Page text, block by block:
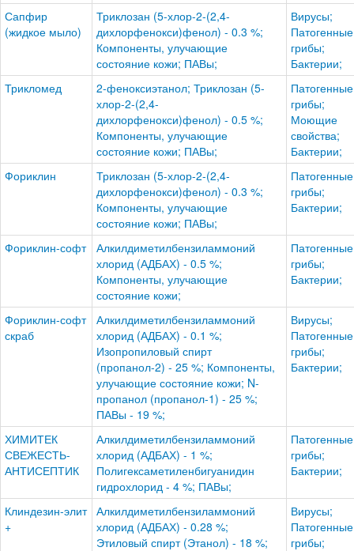
Сапфир
(жидкое мыло)
Триклозан (5-хлор-2-(2,4-
дихлорфенокси)фенол) - 0.3 %;
Компоненты, улучающие
состояние кожи; ПАВы;
Вирусы;
Патогенные
грибы;
Бактерии;
Трикломед
2-феноксиэтанол; Триклозан (5-
хлор-2-(2,4-
дихлорфенокси)фенол) - 0.5 %;
Компоненты, улучающие
состояние кожи; ПАВы;
Патогенные
грибы;
Моющие
свойства;
Бактерии;
Фориклин
Триклозан (5-хлор-2-(2,4-
дихлорфенокси)фенол) - 0.3 %;
Компоненты, улучающие
состояние кожи; ПАВы;
Патогенные
грибы;
Бактерии;
Фориклин-софт
Алкилдиметилбензиламмоний
хлорид (АДБАХ) - 0.5 %;
Компоненты, улучающие
состояние кожи;
Патогенные
грибы;
Бактерии;
Фориклин-софт
скраб
Алкилдиметилбензиламмоний
хлорид (АДБАХ) - 0.1 %;
Изопропиловый спирт
(пропанол-2) - 25 %; Компоненты,
улучающие состояние кожи; N-
пропанол (пропанол-1) - 25 %;
ПАВы - 19 %;
Вирусы;
Патогенные
грибы;
Бактерии;
ХИМИТЕК
СВЕЖЕСТЬ-
АНТИСЕПТИК
Алкилдиметилбензиламмоний
хлорид (АДБАХ) - 1 %;
Полигексаметиленбигуанидин
гидрохлорид - 4 %; ПАВы;
Патогенные
грибы;
Бактерии;
Клиндезин-элит
+
Алкилдиметилбензиламмоний
хлорид (АДБАХ) - 0.28 %;
Этиловый спирт (Этанол) - 18 %;
Вирусы;
Патогенные
грибы;